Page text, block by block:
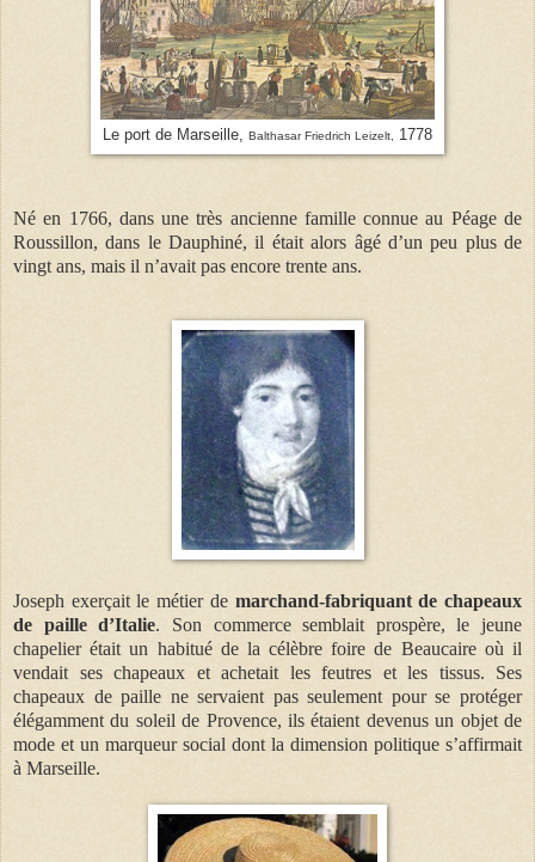
Le port de Marseille, Balthasar Friedrich Leizelt, 1778
Né en 1766, dans une très ancienne famille connue au Péage de
Roussillon, dans le Dauphiné, il était alors âgé d’un peu plus de
vingt ans, mais il n’avait pas encore trente ans.
Joseph exerçait le métier de marchand-fabriquant de chapeaux
de paille d’Italie. Son commerce semblait prospère, le jeune
chapelier était un habitué de la célèbre foire de Beaucaire où il
vendait ses chapeaux et achetait les feutres et les tissus. Ses
chapeaux de paille ne servaient pas seulement pour se protéger
élégamment du soleil de Provence, ils étaient devenus un objet de
mode et un marqueur social dont la dimension politique s’affirmait
à Marseille.